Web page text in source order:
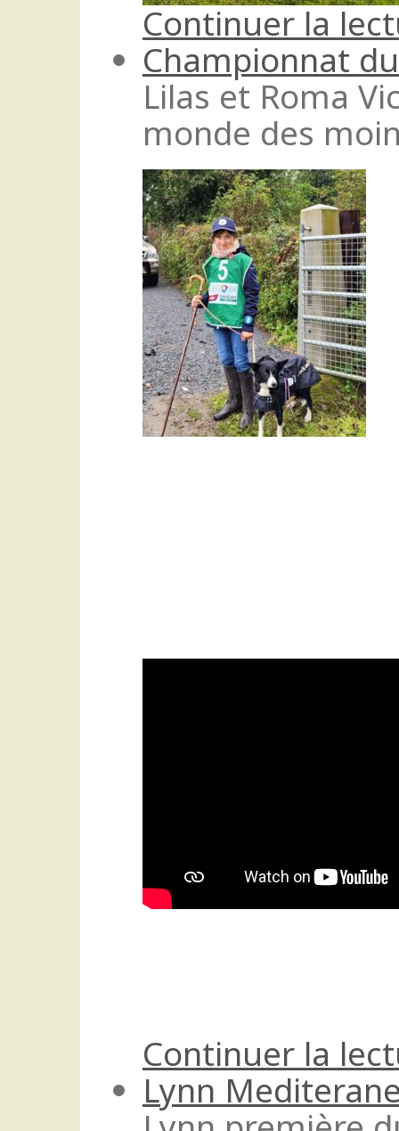
Continuer la
Championnat
Lilas et Roma
monde des
Continuer la
Lynn